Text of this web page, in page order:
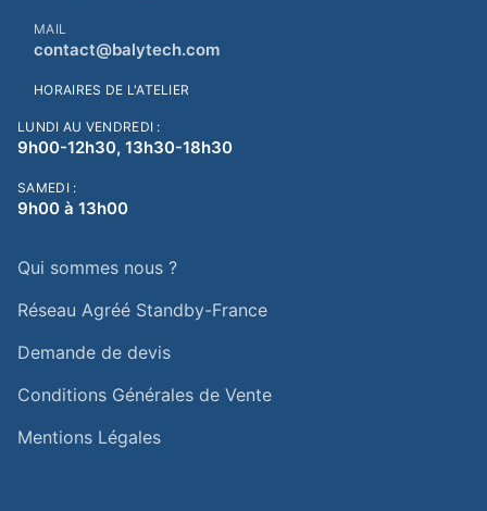
MAIL
contact@balytech.com
HORAIRES DE L'ATELIER
LUNDI AU VENDREDI :
9h00-12h30, 13h30-18h30
SAMEDI :
9h00 à 13h00
Qui sommes nous ?
Réseau Agréé Standby-France
Demande de devis
Conditions Générales de Vente
Mentions Légales